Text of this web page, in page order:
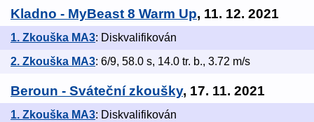
Kladno - MyBeast 8 Warm Up, 11. 12. 2021
1. Zkouška MA3: Diskvalifikován
2. Zkouška MA3: 6/9, 58.0 s, 14.0 tr. b., 3.72 m/s
Beroun - Sváteční zkoušky, 17. 11. 2021
1. Zkouška MA3: Diskvalifikován